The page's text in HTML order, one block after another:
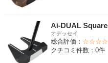
Ai-DUAL
オデッセイ
総合評価：
クチコミ件数：0件